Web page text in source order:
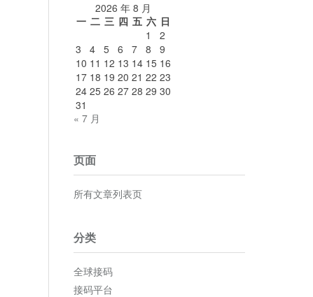
2026 年 8 月
一 二 三 四 五 六 日
1
2
3
4 5 6 7 8
9
10 11 12 13 14 15 16
17 18 19 20 21 22 23
24 25 26 27 28 29 30
31
« 7 月
页面
所有文章列表页
分类
全球接码
接码平台